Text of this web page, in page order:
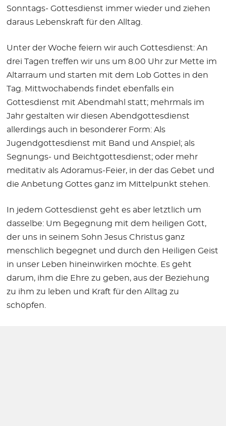
Sonntags- Gottesdienst immer wieder und ziehen
daraus Lebenskraft für den Alltag.
Unter der Woche feiern wir auch Gottesdienst: An
drei Tagen treffen wir uns um 8.00 Uhr zur Mette im
Altarraum und starten mit dem Lob Gottes in den
Tag. Mittwochabends findet ebenfalls ein
Gottesdienst mit Abendmahl statt; mehrmals im
Jahr gestalten wir diesen Abendgottesdienst
allerdings auch in besonderer Form: Als
Jugendgottesdienst mit Band und Anspiel; als
Segnungs- und Beichtgottesdienst; oder mehr
meditativ als Adoramus-Feier, in der das Gebet und
die Anbetung Gottes ganz im Mittelpunkt stehen.
In jedem Gottesdienst geht es aber letztlich um
dasselbe: Um Begegnung mit dem heiligen Gott,
der uns in seinem Sohn Jesus Christus ganz
menschlich begegnet und durch den Heiligen Geist
in unser Leben hineinwirken möchte. Es geht
darum, ihm die Ehre zu geben, aus der Beziehung
zu ihm zu leben und Kraft für den Alltag zu
schöpfen.